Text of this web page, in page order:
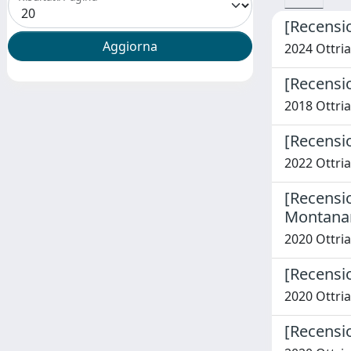
2024
2018
2022
2020
2020